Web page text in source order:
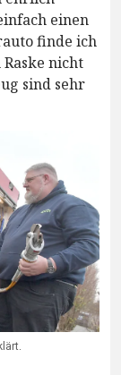
einen
finde ich
nicht
sind sehr